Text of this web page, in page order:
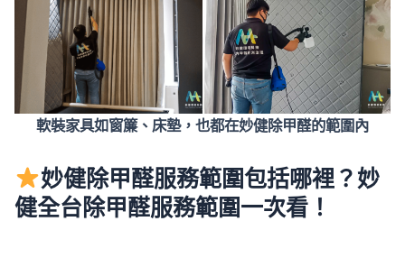
軟裝家具如窗簾、床墊，也都在妙健除甲醛的範圍內
妙健除甲醛服務範圍包括哪裡？妙
健全台除甲醛服務範圍一次看！